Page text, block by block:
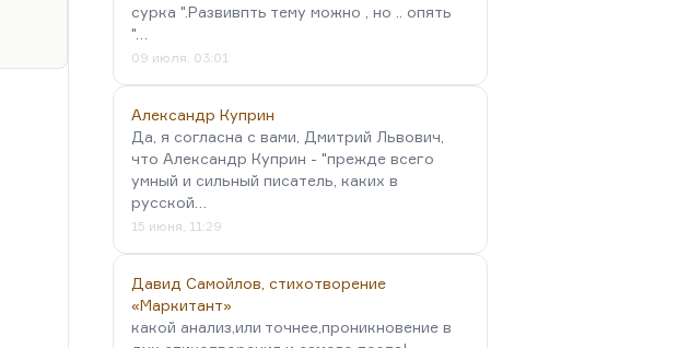
сурка ".Развивпть тему можно , но .. опять
"…
09 июля, 03:01
Александр Куприн
Да, я согласна с вами, Дмитрий Львович,
что Александр Куприн - "прежде всего
умный и сильный писатель, каких в
русской…
15 июня, 11:29
Давид Самойлов, стихотворение
«Маркитант»
какой анализ,или точнее,проникновение в